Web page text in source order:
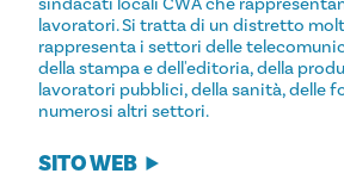
lavoratori. Si tratta di un distretto
rappresenta i settori delle
della stampa e dell'editoria, della
lavoratori pubblici, della sanità, delle
numerosi altri settori.
SITO WEB